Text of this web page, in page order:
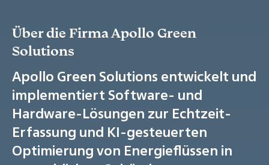
Über die Firma Apollo Green
Solutions
Apollo Green Solutions entwickelt und
implementiert Software- und
Hardware-Lösungen zur Echtzeit-
Erfassung und KI-gesteuerten
Optimierung von Energieflüssen in